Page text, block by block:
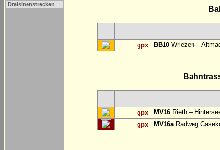
Draisinenstrecken
gpx BB10 Wriezen –
gpx MV16 Rieth –
gpx
MV16aRadweg